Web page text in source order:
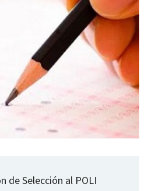
de Selección al POLI